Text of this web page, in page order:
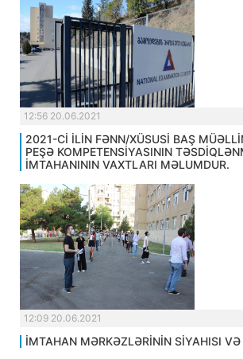
12:56 20.06.2021
2021-Cİ İLİN FƏNN/XÜSUSİ BAŞ
PEŞƏ KOMPETENSİYASININ
İMTAHANININ VAXTLARI MƏLUMDUR.
12:09 20.06.2021
İMTAHAN MƏRKƏZLƏRİNİN SİYAHISI VƏ